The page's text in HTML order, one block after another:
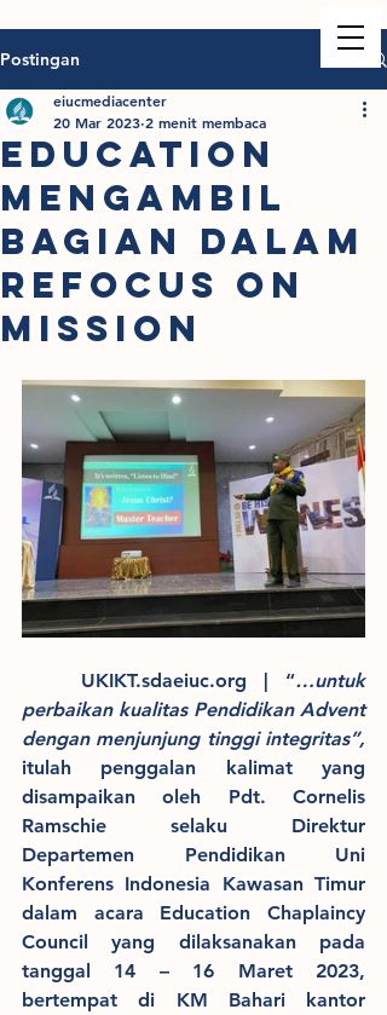
Postingan
EDUCATION
MENGAMBIL
BAGIAN DALAM
REFOCUS ON
MISSION
eiucmediacenter
20 Mar 2023 2 menit membaca
	UKIKT.sdaeiuc.org | “
…untuk
perbaikan kualitas Pendidikan Advent
itulah penggalan kalimat yang
disampaikan oleh Pdt. Cornelis
Ramschie selaku Direktur
Departemen Pendidikan Uni
Konferens Indonesia Kawasan Timur
dalam acara Education Chaplaincy
Council yang dilaksanakan pada
tanggal 14 – 16 Maret 2023,
bertempat di KM Bahari kantor